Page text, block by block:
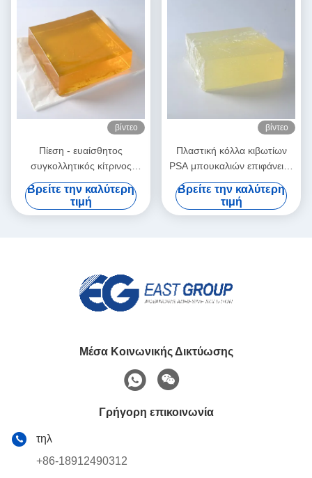
βίντεο
Πίεση - ευαίσθητος
συγκολλητικός κίτρινος
λειωμένων μετάλλων
συσκευασίας καυτός για τις
υγρές πλαστικές καλύψεις
Βρείτε την καλύτερη
τιμή
βίντεο
Πλαστική κόλλα κιβωτίων
PSA μπουκαλιών επιφάνειας
για το αυτοκόλλητο έγγραφο
ετικετών
Βρείτε την καλύτερη
τιμή
Μέσα Κοινωνικής Δικτύωσης
Γρήγορη επικοινωνία
τηλ
+86-18912490312